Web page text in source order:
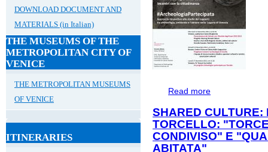
DOWNLOAD DOCUMENT AND
MATERIALS (in Italian)
THE MUSEUMS OF THE
METROPOLITAN CITY OF
VENICE
THE METROPOLITAN MUSEUMS
OF VENICE
ITINERARIES
Read more
Venezia
SHARED CULTURE:
TORCELLO:
CONDIVISO" E
ABITATA"